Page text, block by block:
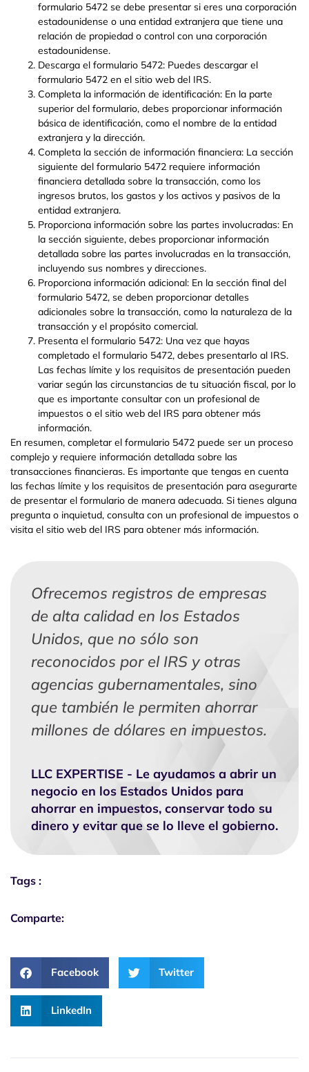
formulario 5472 se debe presentar si eres una corporación
estadounidense o una entidad extranjera que tiene una
relación de propiedad o control con una corporación
estadounidense.
Descarga el formulario 5472: Puedes descargar el
formulario 5472 en el sitio web del IRS.
Completa la información de identificación: En la parte
superior del formulario, debes proporcionar información
básica de identificación, como el nombre de la entidad
extranjera y la dirección.
Completa la sección de información financiera: La sección
siguiente del formulario 5472 requiere información
financiera detallada sobre la transacción, como los
ingresos brutos, los gastos y los activos y pasivos de la
entidad extranjera.
Proporciona información sobre las partes involucradas: En
la sección siguiente, debes proporcionar información
detallada sobre las partes involucradas en la transacción,
incluyendo sus nombres y direcciones.
Proporciona información adicional: En la sección final del
formulario 5472, se deben proporcionar detalles
adicionales sobre la transacción, como la naturaleza de la
transacción y el propósito comercial.
Presenta el formulario 5472: Una vez que hayas
completado el formulario 5472, debes presentarlo al IRS.
Las fechas límite y los requisitos de presentación pueden
variar según las circunstancias de tu situación fiscal, por lo
que es importante consultar con un profesional de
impuestos o el sitio web del IRS para obtener más
información.
En resumen, completar el formulario 5472 puede ser un proceso
complejo y requiere información detallada sobre las
transacciones financieras. Es importante que tengas en cuenta
las fechas límite y los requisitos de presentación para asegurarte
de presentar el formulario de manera adecuada. Si tienes alguna
pregunta o inquietud, consulta con un profesional de impuestos o
visita el sitio web del IRS para obtener más información.
Ofrecemos registros de empresas
de alta calidad en los Estados
Unidos, que no sólo son
reconocidos por el IRS y otras
agencias gubernamentales, sino
que también le permiten ahorrar
millones de dólares en impuestos.
LLC EXPERTISE - Le ayudamos a abrir un
negocio en los Estados Unidos para
ahorrar en impuestos, conservar todo su
dinero y evitar que se lo lleve el gobierno.
Tags :
Comparte:
Facebook Twitter
LinkedIn